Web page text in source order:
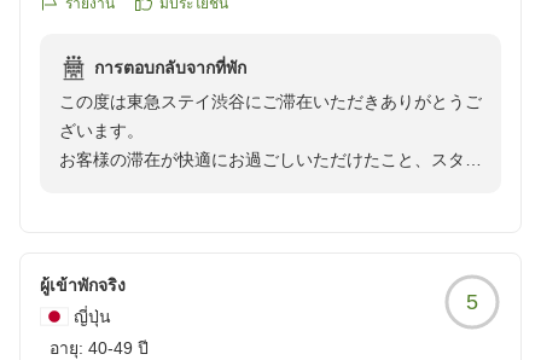
รายงาน มีประโยชน์
การตอบกลับจากที่พัก
この度は東急ステイ渋谷にご滞在いただきありがとうご
ざいます。
お客様の滞在が快適にお過ごしいただけたこと、スタッ
東急ステイ渋谷
フロント
ผู้เข้าพักจริง
ญี่ปุ่น
อายุ: 40-49 ปี
5